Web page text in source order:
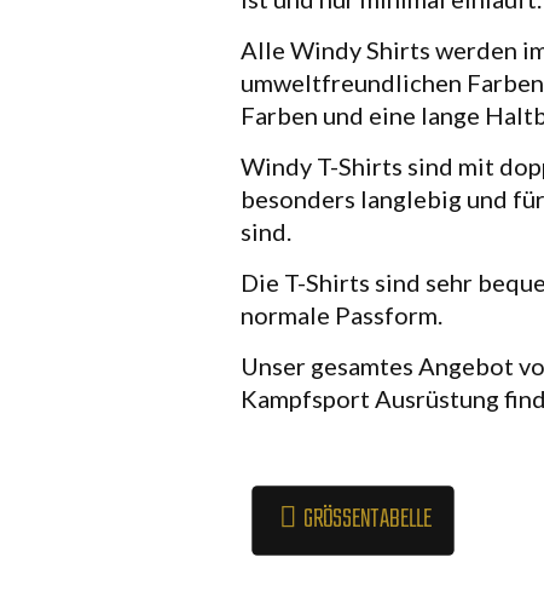
Alle Windy Shirts werden
umweltfreundlichen
Farben und eine lange
Windy T-Shirts sind mit
besonders langlebig und
sind.
Die T-Shirts sind sehr
normale Passform.
Unser gesamtes Angebot
Kampfsport Ausrüstung
GRÖSSENTABELLE